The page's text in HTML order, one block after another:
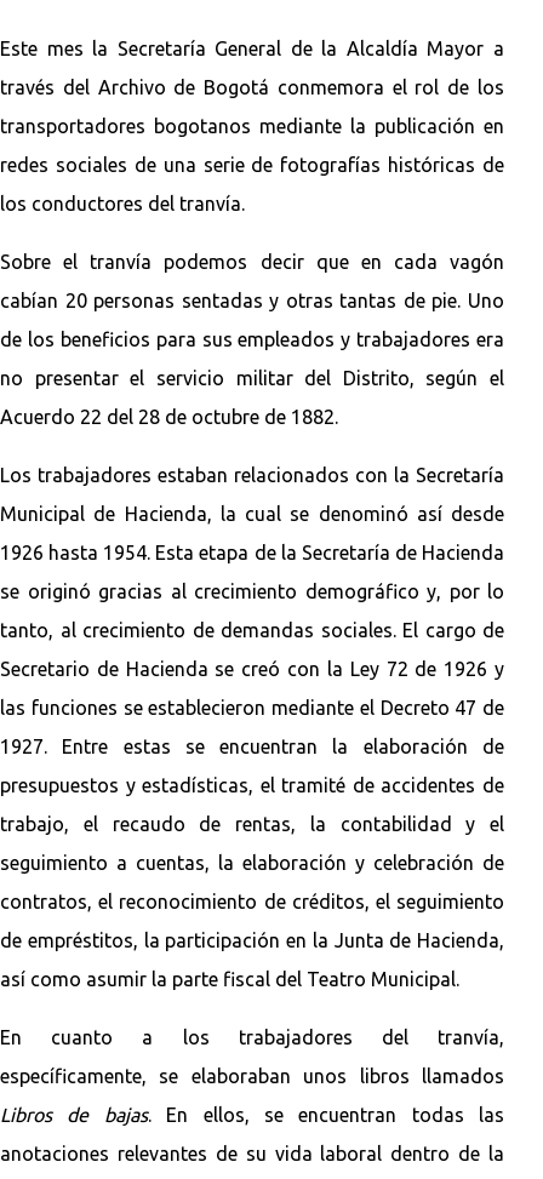
Este mes la Secretaría General de la Alcaldía Mayor a
través del Archivo de Bogotá conmemora el rol de los
transportadores bogotanos mediante la publicación en
redes sociales de una serie de fotografías históricas de
los conductores del tranvía.
Sobre el tranvía podemos decir que en cada vagón
cabían 20 personas sentadas y otras tantas de pie. Uno
de los beneficios para sus empleados y trabajadores era
no presentar el servicio militar del Distrito, según el
Acuerdo 22 del 28 de octubre de 1882.
Los trabajadores estaban relacionados con la Secretaría
Municipal de Hacienda, la cual se denominó así desde
1926 hasta 1954. Esta etapa de la Secretaría de Hacienda
se originó gracias al crecimiento demográfico y, por lo
tanto, al crecimiento de demandas sociales. El cargo de
Secretario de Hacienda se creó con la Ley 72 de 1926 y
las funciones se establecieron mediante el Decreto 47 de
1927. Entre estas se encuentran la elaboración de
presupuestos y estadísticas, el tramité de accidentes de
trabajo, el recaudo de rentas, la contabilidad y el
seguimiento a cuentas, la elaboración y celebración de
contratos, el reconocimiento de créditos, el seguimiento
de empréstitos, la participación en la Junta de Hacienda,
así como asumir la parte fiscal del Teatro Municipal.
En cuanto a los trabajadores del tranvía,
específicamente, se elaboraban unos libros llamados
Libros de bajas. En ellos, se encuentran todas las
anotaciones relevantes de su vida laboral dentro de la